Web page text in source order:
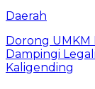
Daerah
Dorong UMKM
Dampingi
Kaligending